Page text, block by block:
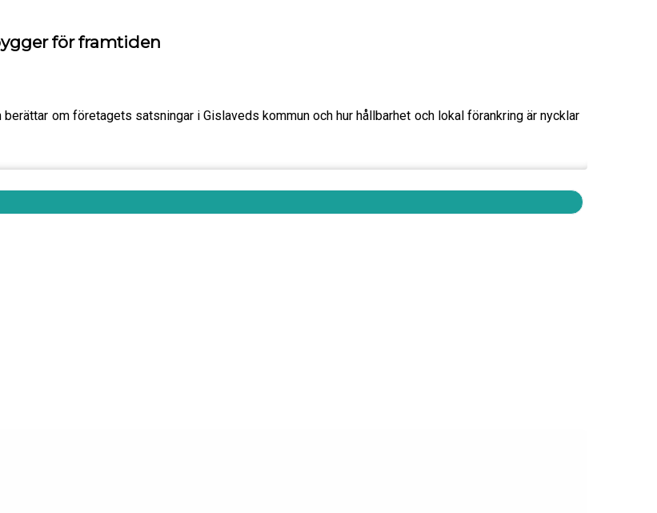
för framtiden
om företagets satsningar i Gislaveds kommun och hur hållbarhet och lokal förankring är nycklar